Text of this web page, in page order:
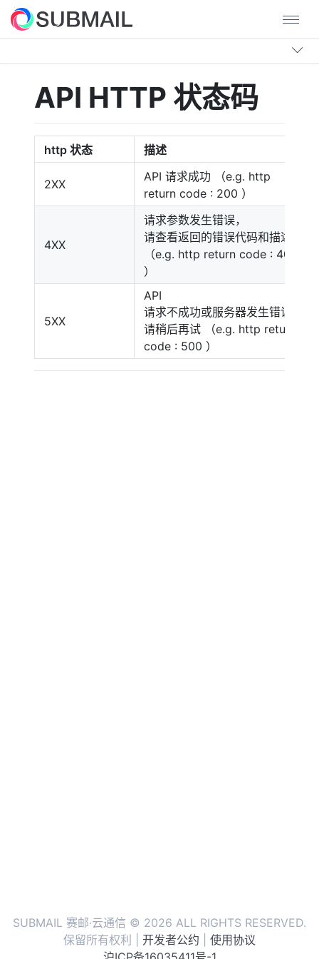
API HTTP 状态码
http 状态 描述
2XX
API 请求成功 （e.g. http
return code : 200 ）
4XX
请求参数发生错误，
请查看返回的错误代码和描述
（e.g. http return code : 400
）
5XX
API
请求不成功或服务器发生错误，
请稍后再试 （e.g. http return
code : 500 ）
SUBMAIL 赛邮·云通信 © 2026 ALL RIGHTS RESERVED.
保留所有权利 | 开发者公约
使用协议